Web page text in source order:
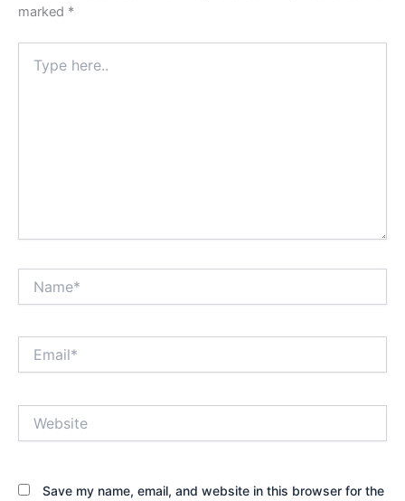
marked *
here..
Save my name, email, and website in this browser for the